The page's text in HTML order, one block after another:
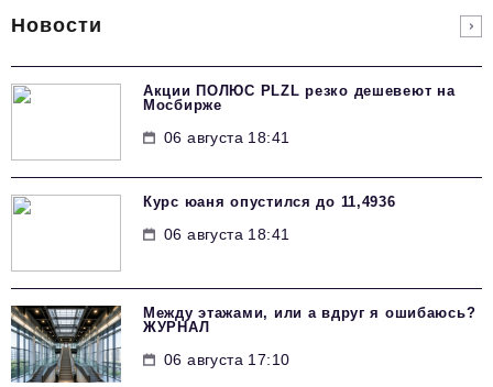
Новости
Акции ПОЛЮС PLZL резко дешевеют на
Мосбирже
06 августа 18:41
Курс юаня опустился до 11,4936
06 августа 18:41
Между этажами, или а вдруг я ошибаюсь?
ЖУРНАЛ
06 августа 17:10